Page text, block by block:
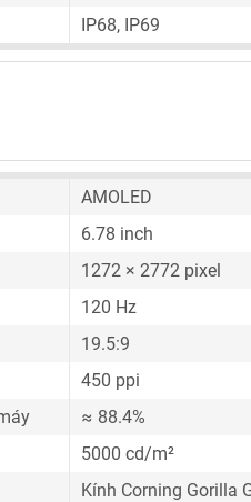
IP68, IP69
AMOLED
6.78 inch
1272 × 2772 pixel
120 Hz
19.5:9
450 ppi
≈ 88.4%
5000 cd/m²
Kính Corning Gorilla